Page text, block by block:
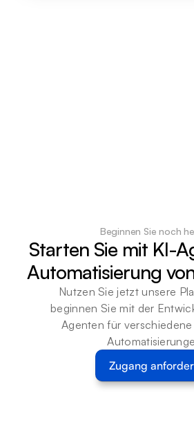
Beginnen Sie noch
Starten Sie mit KI-
Automatisierung
Nutzen Sie jetzt unsere
beginnen Sie mit der
Agenten für
Zugang